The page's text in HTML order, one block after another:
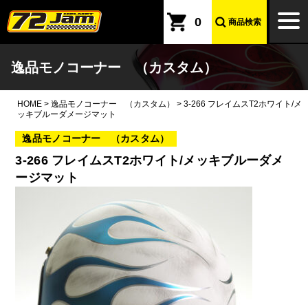
本文へ
0 商品検索
逸品モノコーナー （カスタム）
HOME > 逸品モノコーナー （カスタム） > 3-266 フレイムスT2ホワイト/メ
ッキブルーダメージマット
逸品モノコーナー （カスタム）
3-266 フレイムスT2ホワイト/メッキブルーダメ
ージマット